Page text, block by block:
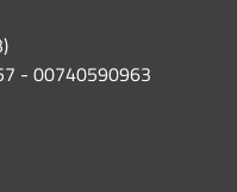
- 00740590963